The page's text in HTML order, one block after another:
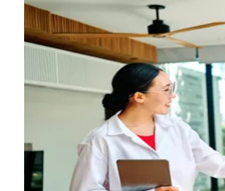
CamargosParque Imperial Parque Santa LuziaParque Viana
do Bom JesusRecanto Phrynéa
Santana de
TamboréVale do Sol Vila BarrosVila Boa VistaVila
do CondeVila Engenho NovoVila MárciaVila Nossa Sra. da
EscadaVila PortoVotupoca
Para Sua Empresa
Divulgar Vagas Novo
Publicidade Legal
Hospitais Estaduais
Parques & Represas
Cidades da Região
Santana de Parnaíba
Osasco Carapicuíba Itapevi
Pirapora
do Bom Jesus
Araçariguama CajamarCaieirasFranco da